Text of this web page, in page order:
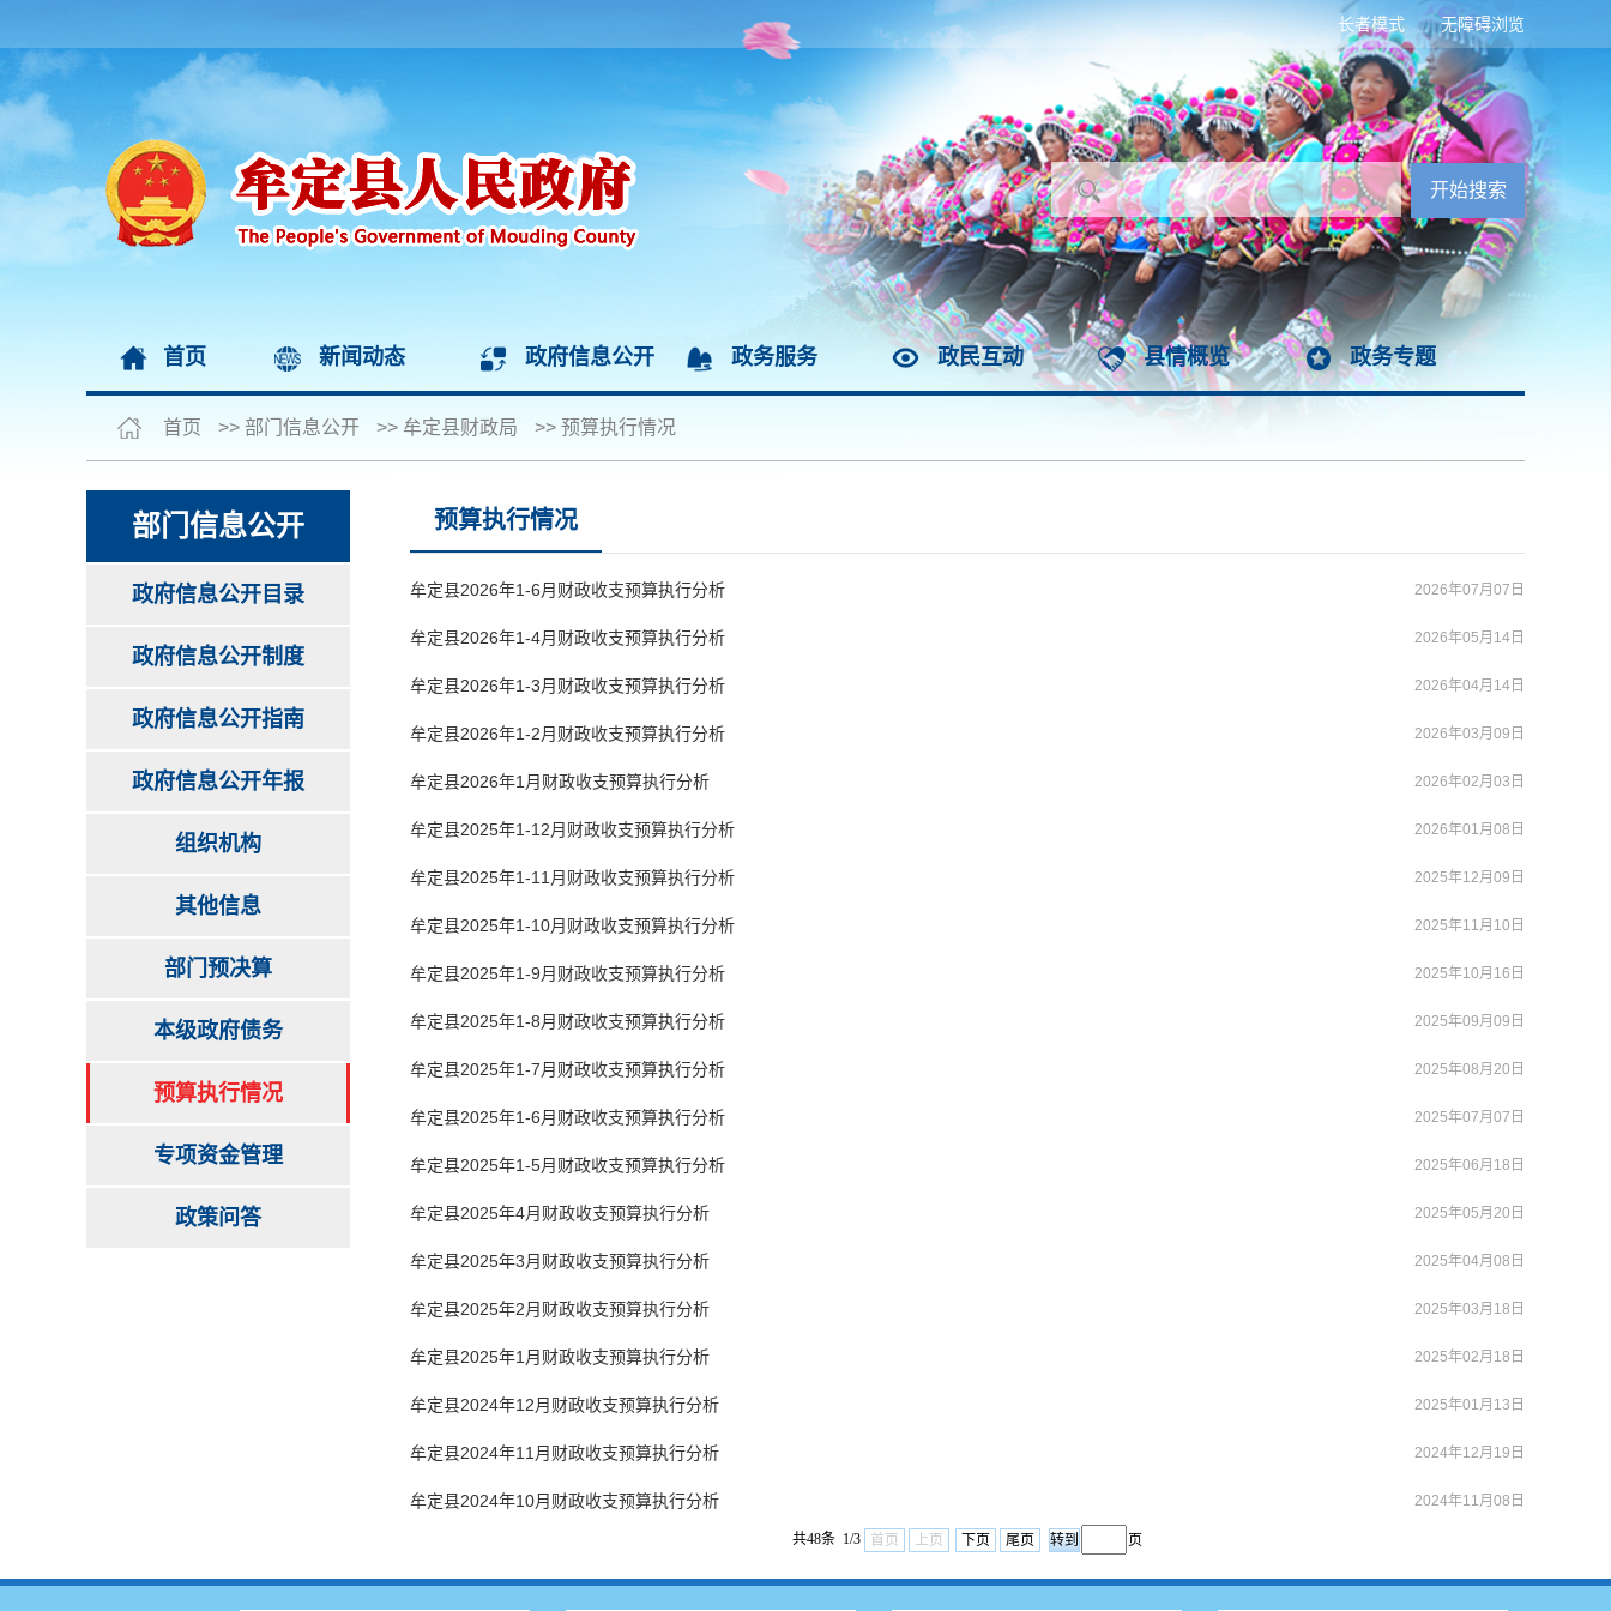
无障碍浏览
长者模式
首页 新闻动态 政府信息公开 政务服务 政民互动 县情概览 政务专题
首页 >> 部门信息公开 >> 牟定县财政局 >> 预算执行情况
部门信息公开
政府信息公开目录
政府信息公开制度
政府信息公开指南
政府信息公开年报
组织机构
其他信息
部门预决算
本级政府债务
预算执行情况
专项资金管理
政策问答
预算执行情况
2026年07月07日
牟定县2026年1-6月财政收支预算执行分析
2026年05月14日
牟定县2026年1-4月财政收支预算执行分析
2026年04月14日
牟定县2026年1-3月财政收支预算执行分析
2026年03月09日
牟定县2026年1-2月财政收支预算执行分析
2026年02月03日
牟定县2026年1月财政收支预算执行分析
2026年01月08日
牟定县2025年1-12月财政收支预算执行分析
2025年12月09日
牟定县2025年1-11月财政收支预算执行分析
2025年11月10日
牟定县2025年1-10月财政收支预算执行分析
2025年10月16日
牟定县2025年1-9月财政收支预算执行分析
2025年09月09日
牟定县2025年1-8月财政收支预算执行分析
2025年08月20日
牟定县2025年1-7月财政收支预算执行分析
2025年07月07日
牟定县2025年1-6月财政收支预算执行分析
2025年06月18日
牟定县2025年1-5月财政收支预算执行分析
2025年05月20日
牟定县2025年4月财政收支预算执行分析
2025年04月08日
牟定县2025年3月财政收支预算执行分析
2025年03月18日
牟定县2025年2月财政收支预算执行分析
2025年02月18日
牟定县2025年1月财政收支预算执行分析
2025年01月13日
牟定县2024年12月财政收支预算执行分析
2024年12月19日
牟定县2024年11月财政收支预算执行分析
2024年11月08日
牟定县2024年10月财政收支预算执行分析
共48条 1/3 首页 上页 下页 尾页 页